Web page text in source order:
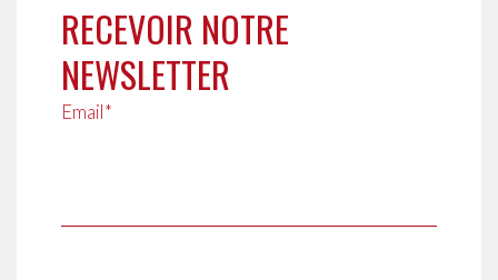
RECEVOIR NOTRE
NEWSLETTER
Email*